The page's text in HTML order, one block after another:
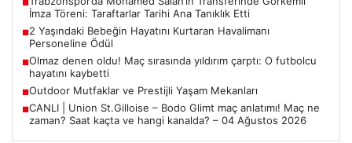
■
İmza Töreni: Taraftarlar Tarihi Ana Tanıklık Etti
■2 Yaşındaki Bebeğin Hayatını Kurtaran Havalimanı
Personeline Ödül
■Olmaz denen oldu! Maç sırasında yıldırım çarptı: O futbolcu
hayatını kaybetti
■Outdoor Mutfaklar ve Prestijli Yaşam Mekanları
■CANLI | Union St.Gilloise – Bodo Glimt maç anlatımı! Maç ne
zaman? Saat kaçta ve hangi kanalda? – 04 Ağustos 2026